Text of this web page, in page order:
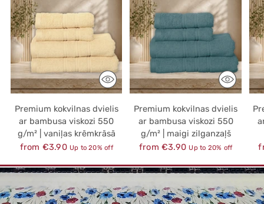
Premium kokvilnas dvielis
ar bambusa viskozi 550
g/m² | vaniļas krēmkrāsā
Regular
from €3.90 Up to 20% off
Premium kokvilnas dvielis
ar bambusa viskozi 550
g/m² | maigi zilganzaļš
Regular
from €3.90 Up to 20% off